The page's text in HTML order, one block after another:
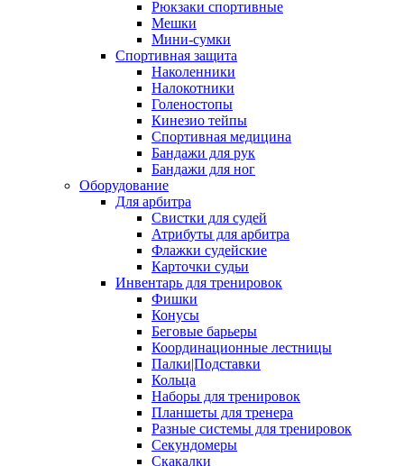
Рюкзаки спортивные
Мешки
Мини-сумки
Спортивная защита
Наколенники
Налокотники
Голеностопы
Кинезио тейпы
Спортивная медицина
Бандажи для рук
Бандажи для ног
Оборудование
Для арбитра
Свистки для судей
Атрибуты для арбитра
Флажки судейские
Карточки судьи
Инвентарь для тренировок
Фишки
Конусы
Беговые барьеры
Координационные лестницы
Палки|Подставки
Кольца
Наборы для тренировок
Планшеты для тренера
Разные системы для тренировок
Секундомеры
Скакалки